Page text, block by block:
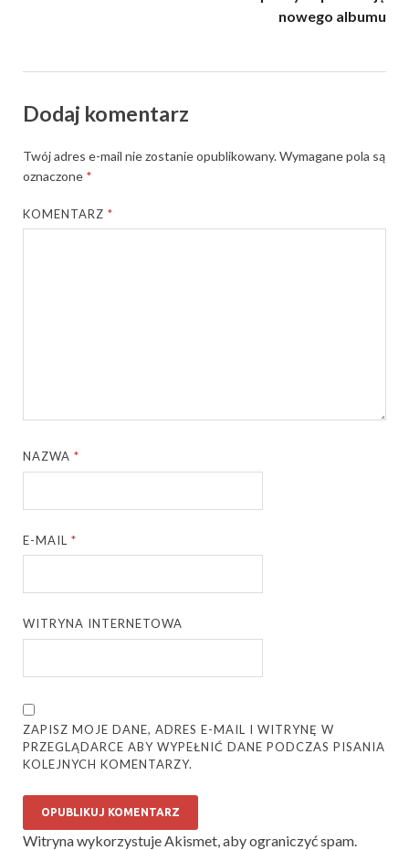
nowego albumu
Dodaj komentarz
Twój adres e-mail nie zostanie opublikowany.Wymagane pola są
oznaczone *
KOMENTARZ*
NAZWA*
E-MAIL*
WITRYNA INTERNETOWA
ZAPISZ MOJE DANE, ADRES E-MAIL I WITRYNĘ W
PRZEGLĄDARCE ABY WYPEŁNIĆ DANE PODCZAS PISANIA
KOLEJNYCH KOMENTARZY.
Witryna wykorzystuje Akismet, aby ograniczyć spam.